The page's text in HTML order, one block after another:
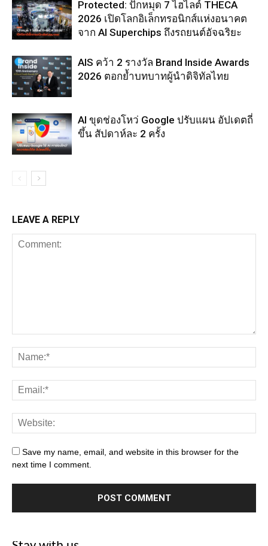
Protected: ปักหมุด 7 ไฮไลต์ THECA
2026 เปิดโลกอิเล็กทรอนิกส์แห่งอนาคต
จาก AI Superchips ถึงรถยนต์อัจฉริยะ
AIS คว้า 2 รางวัล Brand Inside Awards
2026 ตอกย้ำบทบาทผู้นำดิจิทัลไทย
AI ขุดช่องโหว่ Google ปรับแผน อัปเดตถี่
ขึ้น สัปดาห์ละ 2 ครั้ง
LEAVE A REPLY
Save my name, email, and website in this browser for the
next time I comment.